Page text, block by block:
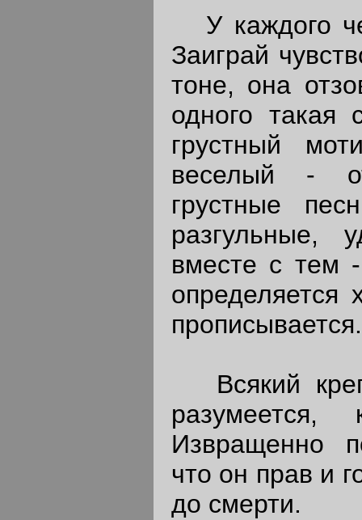
У каждого
Заиграй
тоне, она
одного такая
грустный
веселый -
грустные
разгульные,
вместе с тем
определяется
прописывается.
Всякий
Извращенно
что он прав и
до смерти.